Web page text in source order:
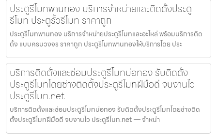
ประตูรีโมทพานทอง บริการจำหน่ายและติดตั้งประตู
รีโมท ประตูรั้วรีโมท ราคาถูก
ประตูรีโมทพานทอง บริการจำหน่ายประตูรีโมทและอะไหล่ พร้อมบริการติด
ตั้ง แบบครบวงจร ราคาถูก ประตูรีโมทพานทองให้บริการโดย ประ
บริการติดตั้งและซ่อมประตูรีโมทบ่อทอง รับติดตั้ง
ประตูรีโมทโดยช่างติดตั้งประตูรีโมทฝีมือดี จบงานไว
ประตูรีโมท.net
บริการติดตั้งและซ่อมประตูรีโมทบ่อทอง รับติดตั้งประตูรีโมทโดยช่างติด
ตั้งประตูรีโมทฝีมือดี จบงานไว ประตูรีโมท.net — จำหน่า